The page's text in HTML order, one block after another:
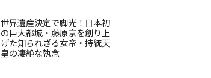
世界遺産決定で脚光！日本初
の巨大都城・藤原京を創り上
げた知られざる女帝・持統天
皇の凄絶な執念